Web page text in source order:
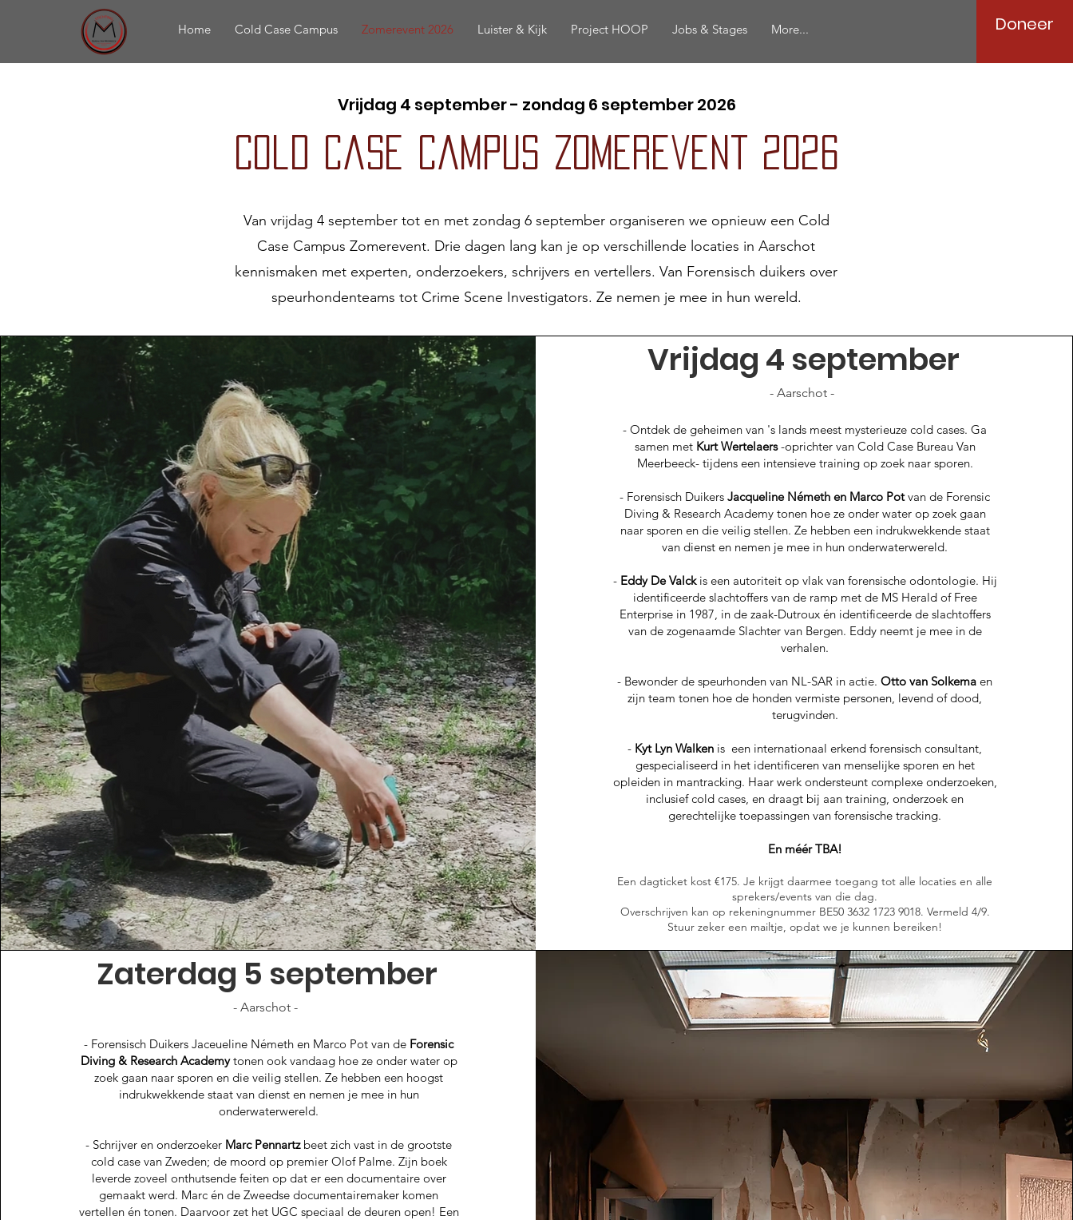
Home Cold Case Campus Zomerevent 2026 Luister & Kijk Project HOOP Jobs & Stages More... Doneer
Vrijdag 4 september - zondag 6 september 2026
Cold Case Campus zomerevent 2026
Van vrijdag 4 september tot en met zondag 6 september organiseren we opnieuw een Cold
Case Campus Zomerevent. Drie dagen lang kan je op verschillende locaties in Aarschot
kennismaken met experten, onderzoekers, schrijvers en vertellers. Van Forensisch duikers over
speurhondenteams tot Crime Scene Investigators. Ze nemen je mee in hun wereld.
Vrijdag 4 september
- Aarschot -
- Ontdek de geheimen van 's lands meest mysterieuze cold cases. Ga
samen met Kurt Wertelaers-oprichter van Cold Case Bureau Van
Meerbeeck- tijdens een intensieve training op zoek naar sporen.
- Forensisch DuikersJacqueline Németh en Marco Potvan de Forensic
Diving & Research Academy tonen hoe ze onder water op zoek gaan
naar sporen en die veilig stellen. Ze hebben een indrukwekkende staat
van dienst en nemen je mee in hun onderwaterwereld.
- Eddy De Valckis een autoriteit op vlak van forensische odontologie. Hij
identificeerde slachtoffers van de ramp met de MS Herald of Free
Enterprise in 1987, in de zaak-Dutroux én identificeerde de slachtoffers
van de zogenaamde Slachter van Bergen. Eddy neemt je mee in de
verhalen.
- Bewonder de speurhonden van NL-SAR in actie.Otto van Solkema en
zijn team tonen hoe de honden vermiste personen, levend of dood,
terugvinden.
- Kyt Lyn Walken is een internationaal erkend forensisch consultant,
gespecialiseerd in het identificeren van menselijke sporen en het
opleiden in mantracking. Haar werk ondersteunt complexe onderzoeken,
inclusief cold cases, en draagt bij aan training, onderzoek en
gerechtelijke toepassingen van forensische tracking.
En méér TBA!
​​​​​Een dagticket kost €175. Je krijgt daarmee toegang tot alle locaties en alle
sprekers/events van die dag.
Overschrijven kan op rekeningnummer BE50 3632 1723 9018. Vermeld 4/9.
Stuur zeker een mailtje, opdat we je kunnen bereiken!
Zaterdag 5 september
- Aarschot -
- Forensisch DuikersJaceueline Németh en Marco Potvan de Forensic
Diving & Research Academytonen ook vandaag hoe ze onder water op
zoek gaan naar sporen en die veilig stellen. Ze hebben een hoogst
indrukwekkende staat van dienst en nemen je mee in hun
onderwaterwereld.
- Schrijver en onderzoeker Marc Pennartzbeet zich vast in de grootste
cold case van Zweden; de moord op premier Olof Palme. Zijn boek
leverde zoveel onthutsende feiten op dat er een documentaire over
gemaakt werd. Marc én de Zweedse documentairemaker komen
vertellen én tonen. Daarvoor zet het UGC speciaal de deuren open! Een